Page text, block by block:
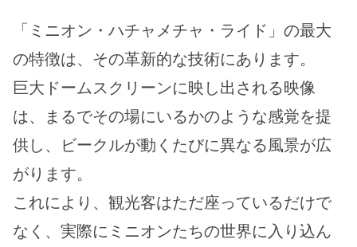
「ミニオン・ハチャメチャ・ライド」の最大
の特徴は、その革新的な技術にあります。
巨大ドームスクリーンに映し出される映像
は、まるでその場にいるかのような感覚を提
供し、ビークルが動くたびに異なる風景が広
がります。
これにより、観光客はただ座っているだけで
なく、実際にミニオンたちの世界に入り込ん